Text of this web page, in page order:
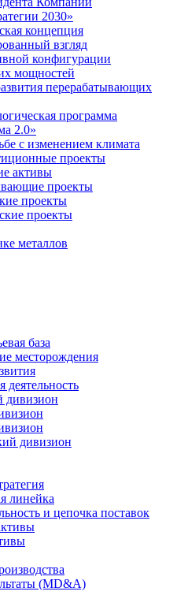
2030»
концепция
взгляд
конфигурации
мощностей
перерабатывающих
программа
2.0»
с изменением климата
проекты
активы
проекты
проекты
проекты
металлов
база
месторождения
деятельность
дивизион
дивизион
линейка
и цепочка поставок
(MD&A)